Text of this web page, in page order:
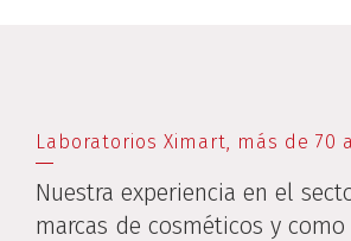
Laboratorios Ximart, más de 70
Nuestra experiencia en el
marcas de cosméticos y